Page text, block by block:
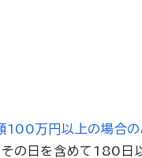
100万円以上の場合の
の日を含めて180日